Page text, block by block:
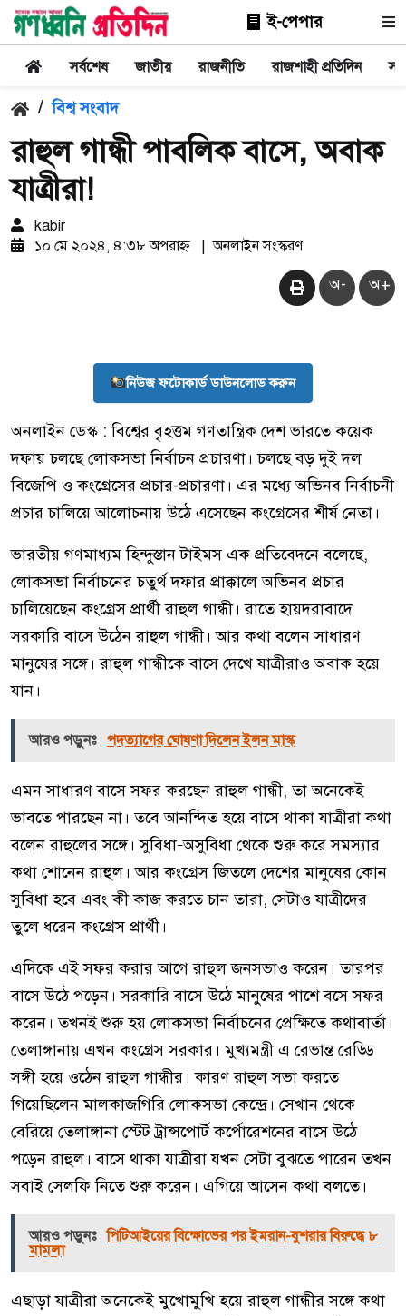
ই-পেপার
সর্বশেষ জাতীয় রাজনীতি রাজশাহী প্রতিদিন
/ বিশ্ব সংবাদ
রাহুল গান্ধী পাবলিক বাসে, অবাক
যাত্রীরা!
kabir
১০ মে ২০২৪, ৪:৩৮ অপরাহ্ন
| অনলাইন সংস্করণ
অ- অ+
নিউজ ফটোকার্ড ডাউনলোড করুন
অনলাইন ডেস্ক : বিশ্বের বৃহত্তম গণতান্ত্রিক দেশ ভারতে কয়েক
দফায় চলছে লোকসভা নির্বাচন প্রচারণা। চলছে বড় দুই দল
বিজেপি ও কংগ্রেসের প্রচার-প্রচারণা। এর মধ্যে অভিনব নির্বাচনী
প্রচার চালিয়ে আলোচনায় উঠে এসেছেন কংগ্রেসের শীর্ষ নেতা।
ভারতীয় গণমাধ্যম হিন্দুস্তান টাইমস এক প্রতিবেদনে বলেছে,
লোকসভা নির্বাচনের চতুর্থ দফার প্রাক্কালে অভিনব প্রচার
চালিয়েছেন কংগ্রেস প্রার্থী রাহুল গান্ধী। রাতে হায়দরাবাদে
সরকারি বাসে উঠেন রাহুল গান্ধী। আর কথা বলেন সাধারণ
মানুষের সঙ্গে। রাহুল গান্ধীকে বাসে দেখে যাত্রীরাও অবাক হয়ে
যান।
আরও পড়ুনঃ পদত্যাগের ঘোষণা দিলেন ইলন মাস্ক
এমন সাধারণ বাসে সফর করছেন রাহুল গান্ধী, তা অনেকেই
ভাবতে পারছেন না। তবে আনন্দিত হয়ে বাসে থাকা যাত্রীরা কথা
বলেন রাহুলের সঙ্গে। সুবিধা–অসুবিধা থেকে শুরু করে সমস্যার
কথা শোনেন রাহুল। আর কংগ্রেস জিতলে দেশের মানুষের কোন
সুবিধা হবে এবং কী কাজ করতে চান তারা, সেটাও যাত্রীদের
তুলে ধরেন কংগ্রেস প্রার্থী।
এদিকে এই সফর করার আগে রাহুল জনসভাও করেন। তারপর
বাসে উঠে পড়েন। সরকারি বাসে উঠে মানুষের পাশে বসে সফর
করেন। তখনই শুরু হয় লোকসভা নির্বাচনের প্রেক্ষিতে কথাবার্তা।
তেলাঙ্গানায় এখন কংগ্রেস সরকার। মুখ্যমন্ত্রী এ রেভান্ত রেড্ডি
সঙ্গী হয়ে ওঠেন রাহুল গান্ধীর। কারণ রাহুল সভা করতে
গিয়েছিলেন মালকাজগিরি লোকসভা কেন্দ্রে। সেখান থেকে
বেরিয়ে তেলাঙ্গানা স্টেট ট্রান্সপোর্ট কর্পোরেশনের বাসে উঠে
পড়েন রাহুল। বাসে থাকা যাত্রীরা যখন সেটা বুঝতে পারেন তখন
সবাই সেলফি নিতে শুরু করেন। এগিয়ে আসেন কথা বলতে।
আরও পড়ুনঃ পিটিআইয়ের বিক্ষোভের পর ইমরান-বুশরার বিরুদ্ধে ৮
মামলা
এছাড়া যাত্রীরা অনেকেই মুখোমুখি হয়ে রাহুল গান্ধীর সঙ্গে কথা